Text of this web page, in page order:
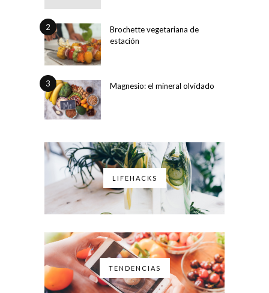
2
Brochette vegetariana de
estación
3 Magnesio: el mineral olvidado
LIFEHACKS
TENDENCIAS